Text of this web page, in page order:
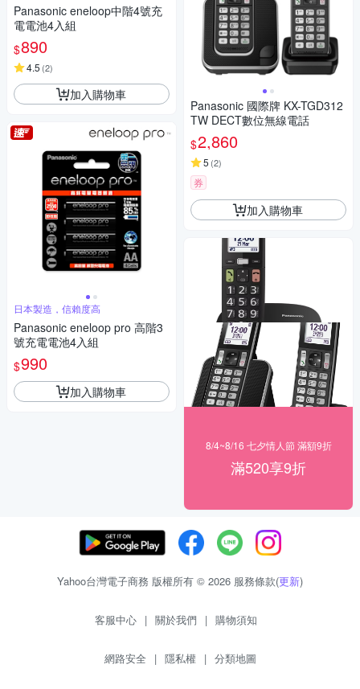
Panasonic eneloop中階4號充
電電池4入組
$890
4.5 (2)
加入購物車
日本製造，信賴度高
Panasonic eneloop pro 高階3
號充電電池4入組
$990
加入購物車
Panasonic 國際牌 KX-TGD312
TW DECT數位無線電話
$2,860
5 (2)
券
加入購物車
8/4~8/16 七夕情人節 滿額9折
滿520享9折
Yahoo台灣電子商務 版權所有 © 2026 服務條款(更新)
客服中心 | 關於我們 | 購物須知
網路安全 | 隱私權 | 分類地圖